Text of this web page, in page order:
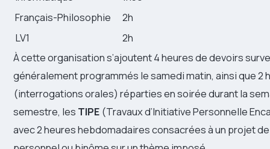
Français-Philosophie
2h
LV1
2h
À cette organisation s’ajoutent 4 heures de devoirs
généralement programmés le samedi matin, ainsi que 2
(interrogations orales) réparties en soirée durant la
semestre, les TIPE (Travaux d’Initiative Personnelle
avec 2 heures hebdomadaires consacrées à un projet